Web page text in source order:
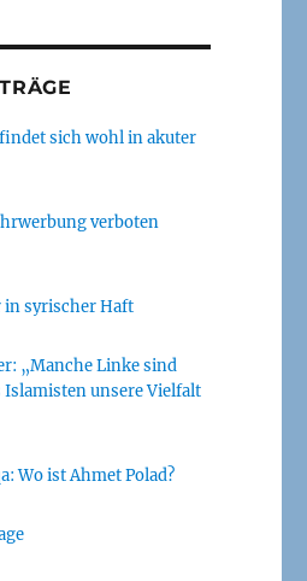
sich wohl in akuter
verboten
in syrischer Haft
„Manche Linke sind
Islamisten unsere Vielfalt
Wo ist Ahmet Polad?